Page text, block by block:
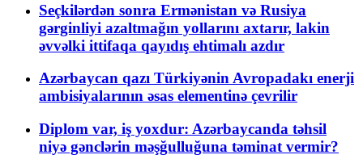
Seçkilərdən sonra Ermənistan və Rusiya
gərginliyi azaltmağın yollarını axtarır, lakin
əvvəlki ittifaqa qayıdış ehtimalı azdır
Azərbaycan qazı Türkiyənin Avropadakı enerji
ambisiyalarının əsas elementinə çevrilir
Diplom var, iş yoxdur: Azərbaycanda təhsil
niyə gənclərin məşğulluğuna təminat vermir?